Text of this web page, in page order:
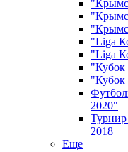
"Liga
"Liga
"Кубок
"Кубок
2020"
Турнир
2018
Еще